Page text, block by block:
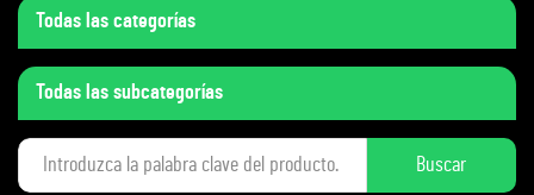
Todas las categorías
Todas las subcategorías
Buscar